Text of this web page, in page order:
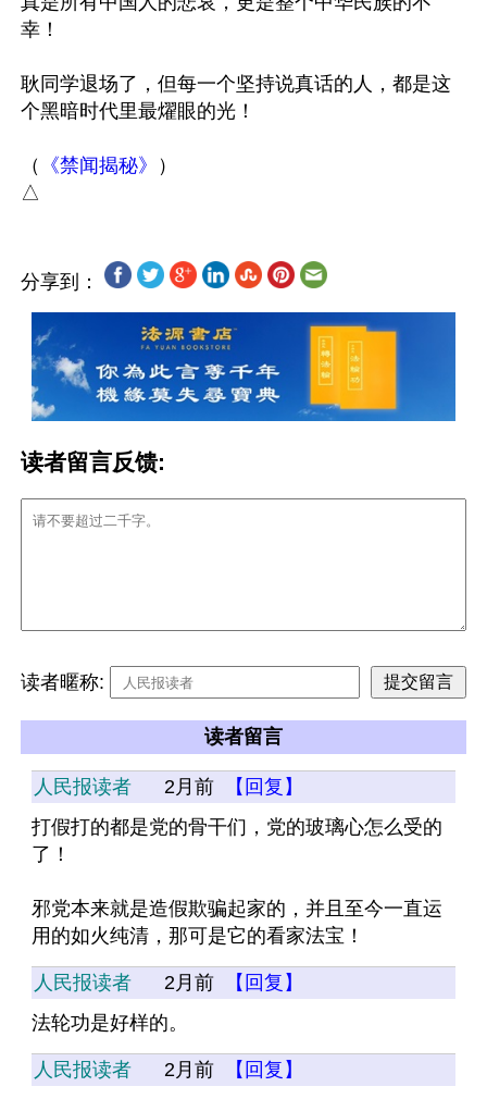
幸！
耿同学退场了，但每一个坚持说真话的人，都是这
个黑暗时代里最燿眼的光！
（ 《禁闻揭秘》
）
分享到：
读者留言反馈:
读者暱称:
读者留言
人民报读者 2月前
【回复】
打假打的都是党的骨干们，党的玻璃心怎么受的
了！
邪党本来就是造假欺骗起家的，并且至今一直运
用的如火纯清，那可是它的看家法宝！
人民报读者 2月前
【回复】
法轮功是好样的。
人民报读者 2月前 【回复】